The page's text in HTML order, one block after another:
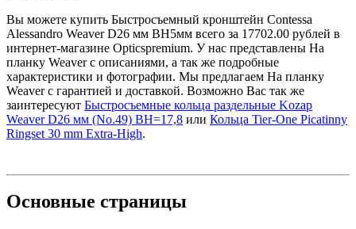
Вы можете купить Быстросъемный кронштейн Contessa
Alessandro Weaver D26 мм BH5мм всего за 17702.00 рублей в
интернет-магазине Opticspremium. У нас представлены На
планку Weaver с описаниями, а так же подробные
характеристики и фотографии. Мы предлагаем На планку
Weaver с гарантией и доставкой. Возможно Вас так же
заинтересуют Быстросъемные кольца раздельные Kozap
Weaver D26 мм (No.49) BH=17,8 или Кольца Tier-One Picatinny
Ringset 30 mm Extra-High.
Основные страницы